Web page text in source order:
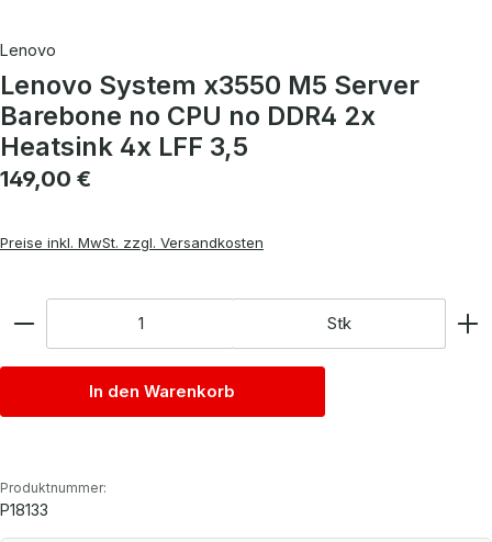
Lenovo
Lenovo System x3550 M5 Server
Barebone no CPU no DDR4 2x
Heatsink 4x LFF 3,5
Regulärer Preis:
149,00 €
Preise inkl. MwSt. zzgl. Versandkosten
Stk
In den Warenkorb
Produktnummer:
P18133